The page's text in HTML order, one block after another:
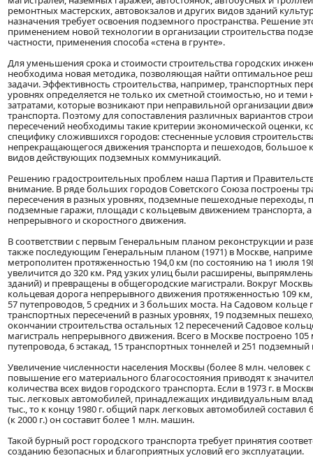
ремонтных мастерских, автовокзалов и других видов зданий
назначения требует освоения подземного пространства. Решение
применением новой технологии в организации строительства
частности, применения способа «стена в грунте».
Для уменьшения срока и стоимости строительства городских
необходима новая методика, позволяющая найти оптимальное
задачи. Эффективность строительства, например, транспортных
уровнях определяется не только их сметной стоимостью, но и
затратами, которые возникают при неправильной организации
транспорта. Поэтому для сопоставления различных вариантов
пересечений необходимы такие критерии экономической оценки,
специфику сложившихся городов: стесненные условия
непрекращающегося движения транспорта и пешеходов, большое
видов действующих подземных коммуникаций.
Решению градостроительных проблем наша Партия и
внимание. В ряде больших городов Советского Союза построены
пересечения в разных уровнях, подземные пешеходные переходы,
подземные гаражи, площади с кольцевым движением транспорта, а
непрерывного и скоростного движения.
В соответствии с первым Генеральным планом реконструкции и
также последующим Генеральным планом (1971) в Москве,
метрополитен протяженностью 194,0 км (по состоянию на 1 июля
увеличится до 320 км. Ряд узких улиц были расширены,
зданий) и превращены в общегородские магистрали. Вокруг
кольцевая дорога непрерывного движения протяженностью 109
57 путепроводов, 5 средних и 3 больших моста. На Садовом кольце
транспортных пересечений в разных уровнях, 19 подземных
окончании строительства остальных 12 пересечений Садовое
магистраль непрерывного движения. Всего в Москве построено 105
путепровода, 6 эстакад, 15 транспортных тоннелей и 251
Увеличение численности населения Москвы (более 8 млн. человек
повышение его материального благосостояния приводят к
количества всех видов городского транспорта. Если в 1973 г. в
тыс. легковых автомобилей, принадлежащих индивидуальным
тыс., то к концу 1980 г. общий парк легковых автомобилей составил
(к 2000 г.) он составит более 1 млн. машин.
Такой бурный рост городского транспорта требует принятия
созданию безопасных и благоприятных условий его эксплуатации.